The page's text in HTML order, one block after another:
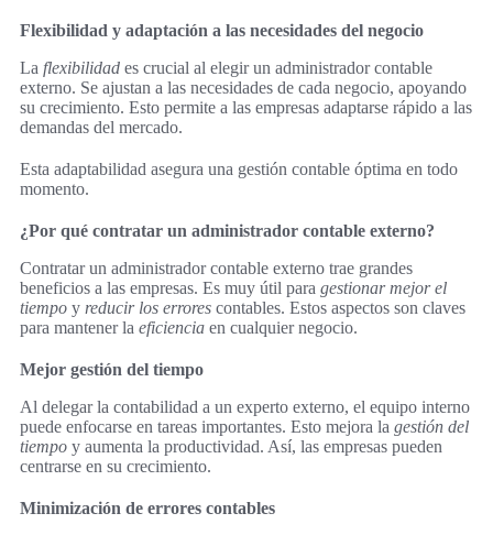
Flexibilidad y adaptación a las necesidades del negocio
La flexibilidad es crucial al elegir un administrador contable
externo. Se ajustan a las necesidades de cada negocio, apoyando
su crecimiento. Esto permite a las empresas adaptarse rápido a las
demandas del mercado.
Esta adaptabilidad asegura una gestión contable óptima en todo
momento.
¿Por qué contratar un administrador contable externo?
Contratar un administrador contable externo trae grandes
beneficios a las empresas. Es muy útil para gestionar mejor el
tiempo y reducir los errores contables. Estos aspectos son claves
para mantener la eficiencia en cualquier negocio.
Mejor gestión del tiempo
Al delegar la contabilidad a un experto externo, el equipo interno
puede enfocarse en tareas importantes. Esto mejora la gestión del
tiempo y aumenta la productividad. Así, las empresas pueden
centrarse en su crecimiento.
Minimización de errores contables